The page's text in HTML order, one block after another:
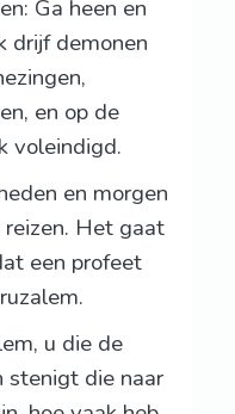
Ga heen en
drijf demonen
en op de
voleindigd.
en morgen
Het gaat
een profeet
u die de
stenigt die naar